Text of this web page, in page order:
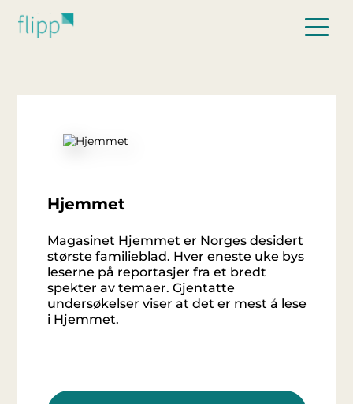
Hjemmet
Magasinet Hjemmet er Norges desidert
største familieblad. Hver eneste uke bys
leserne på reportasjer fra et bredt
spekter av temaer. Gjentatte
undersøkelser viser at det er mest å lese
i Hjemmet.